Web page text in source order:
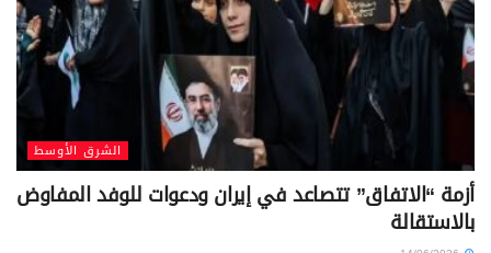
الشرق الأوسط
أزمة “الاتفاق” تتصاعد في إيران ودعوات للوفد المفاوض
بالاستقالة